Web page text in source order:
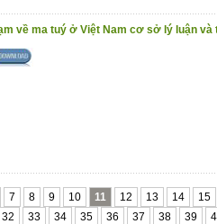
hạn chế, khiêm
sách hoàn thiện hơn
về ma tuý ở Việt Nam cơ sở lý luận
7 8 9 10 11 12 13 14
15
32 33 34 35 36 37 38 39